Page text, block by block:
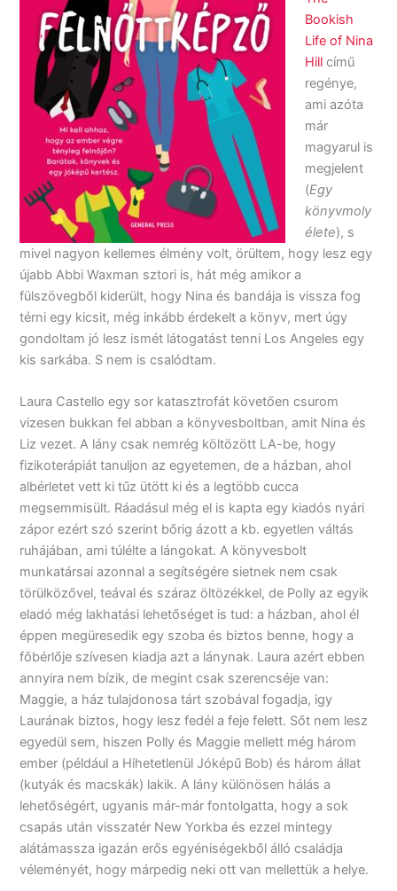
Bookish
Life of Nina
Hill című
regénye,
ami azóta
már
magyarul is
megjelent
(Egy
könyvmoly
élete), s
mivel nagyon kellemes élmény volt, örültem, hogy lesz egy
újabb Abbi Waxman sztori is, hát még amikor a
fülszövegből kiderült, hogy Nina és bandája is vissza fog
térni egy kicsit, még inkább érdekelt a könyv, mert úgy
gondoltam jó lesz ismét látogatást tenni Los Angeles egy
kis sarkába. S nem is csalódtam.
Laura Castello egy sor katasztrofát követően csurom
vizesen bukkan fel abban a könyvesboltban, amit Nina és
Liz vezet. A lány csak nemrég költözött LA-be, hogy
fizikoterápiát tanuljon az egyetemen, de a házban, ahol
albérletet vett ki tűz ütött ki és a legtöbb cucca
megsemmisült. Ráadásul még el is kapta egy kiadós nyári
zápor ezért szó szerint bőrig ázott a kb. egyetlen váltás
ruhájában, ami túlélte a lángokat. A könyvesbolt
munkatársai azonnal a segítségére sietnek nem csak
törülközővel, teával és száraz öltözékkel, de Polly az egyik
eladó még lakhatási lehetőséget is tud: a házban, ahol él
éppen megüresedik egy szoba és biztos benne, hogy a
főbérlője szívesen kiadja azt a lánynak. Laura azért ebben
annyira nem bízik, de megint csak szerencséje van:
Maggie, a ház tulajdonosa tárt szobával fogadja, igy
Laurának biztos, hogy lesz fedél a feje felett. Sőt nem lesz
egyedül sem, hiszen Polly és Maggie mellett még három
ember (például a Hihetetlenül Jóképű Bob) és három állat
(kutyák és macskák) lakik. A lány különösen hálás a
lehetőségért, ugyanis már-már fontolgatta, hogy a sok
csapás után visszatér New Yorkba és ezzel mintegy
alátámassza igazán erős egyéniségekből álló családja
véleményét, hogy márpedig neki ott van mellettük a helye.